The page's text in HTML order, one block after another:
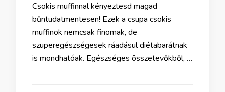
Csokis muffinnal kényeztesd magad
bűntudatmentesen! Ezek a csupa csokis
muffinok nemcsak finomak, de
szuperegészségesek ráadásul diétabarátnak
is mondhatóak. Egészséges összetevőkből, …